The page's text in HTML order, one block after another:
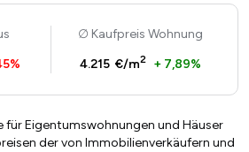
Kaufpreis Wohnung
4.215 €/m2 + 7,89%
Eigentumswohnungen und Häuser
der von Immobilienverkäufern und